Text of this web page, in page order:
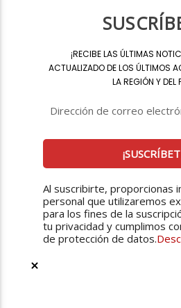
¡RECIBE LAS ÚLTIMAS
ACTUALIZADO DE LOS ÚLTIMOS
LA REGIÓN Y DEL
Al suscribirte, proporcionas
personal que utilizaremos
para los fines de la
tu privacidad y cumplimos
de protección de datos.